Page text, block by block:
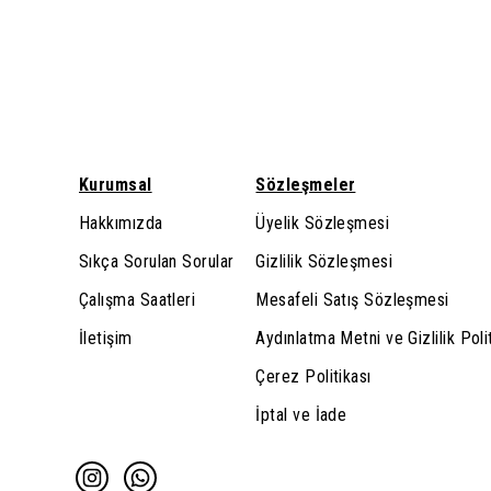
Kurumsal
Hakkımızda
Sıkça Sorulan Sorular
Çalışma Saatleri
İletişim
Sözleşmeler
Üyelik Sözleşmesi
Gizlilik Sözleşmesi
Mesafeli Satış Sözleşmesi
Aydınlatma Metni ve Gizlilik
Çerez Politikası
İptal ve İade